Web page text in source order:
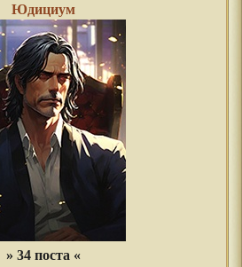
Юдициум
» 34 поста «